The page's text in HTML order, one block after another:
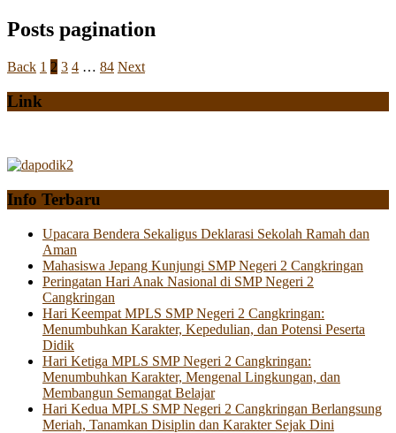
Posts pagination
Back 1 2 3 4 … 84 Next
Link
Info Terbaru
Upacara Bendera Sekaligus Deklarasi Sekolah Ramah dan
Aman
Mahasiswa Jepang Kunjungi SMP Negeri 2 Cangkringan
Peringatan Hari Anak Nasional di SMP Negeri 2
Cangkringan
Hari Keempat MPLS SMP Negeri 2 Cangkringan:
Menumbuhkan Karakter, Kepedulian, dan Potensi Peserta
Didik
Hari Ketiga MPLS SMP Negeri 2 Cangkringan:
Menumbuhkan Karakter, Mengenal Lingkungan, dan
Membangun Semangat Belajar
Hari Kedua MPLS SMP Negeri 2 Cangkringan Berlangsung
Meriah, Tanamkan Disiplin dan Karakter Sejak Dini